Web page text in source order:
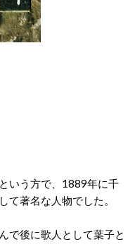
いう方で、1889年に千
て著名な人物でした。
で後に歌人として葉子と